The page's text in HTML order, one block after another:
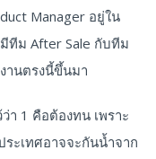
Manager อยู่ใน
ทีม After Sale กับทีม
านตรงนี้ขึ้นมา
า 1 คือต้องทน เพราะ
ะเทศอาจจะกันน้ำจาก